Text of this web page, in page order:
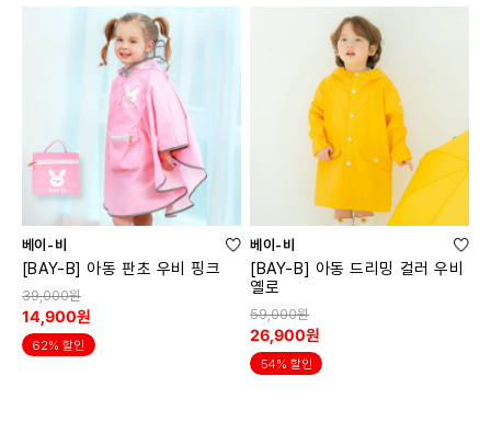
베이-비
[BAY-B] 아동 판초 우비 핑크
39,000원
14,900원
62% 할인
베이-비
[BAY-B] 아동 드리밍 컬러 우비
옐로
59,000원
26,900원
54% 할인